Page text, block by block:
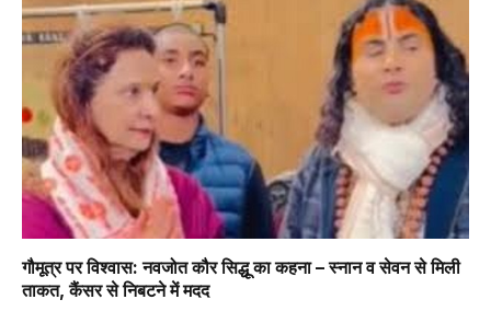
गौमूत्र पर विश्वास: नवजोत कौर सिद्धू का कहना – स्नान व सेवन से मिली
ताकत, कैंसर से निबटने में मदद